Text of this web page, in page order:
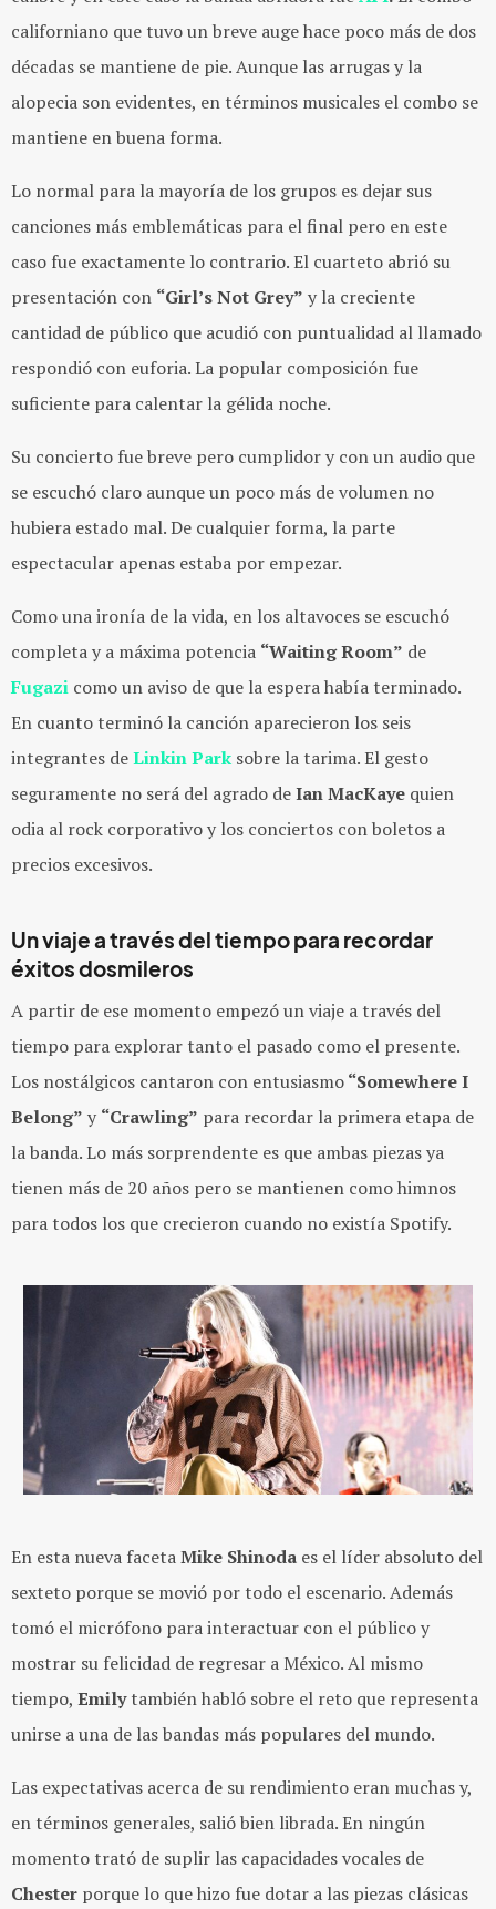
californiano que tuvo un breve auge hace poco más de dos
décadas se mantiene de pie. Aunque las arrugas y la
alopecia son evidentes, en términos musicales el combo se
mantiene en buena forma.
Lo normal para la mayoría de los grupos es dejar sus
canciones más emblemáticas para el final pero en este
caso fue exactamente lo contrario. El cuarteto abrió su
presentación con “Girl’s Not Grey” y la creciente
cantidad de público que acudió con puntualidad al llamado
respondió con euforia. La popular composición fue
suficiente para calentar la gélida noche.
Su concierto fue breve pero cumplidor y con un audio que
se escuchó claro aunque un poco más de volumen no
hubiera estado mal. De cualquier forma, la parte
espectacular apenas estaba por empezar.
Como una ironía de la vida, en los altavoces se escuchó
completa y a máxima potencia “Waiting Room” de
Fugazi como un aviso de que la espera había terminado.
En cuanto terminó la canción aparecieron los seis
integrantes deLinkin Park sobre la tarima. El gesto
seguramente no será del agrado deIan MacKaye quien
odia al rock corporativo y los conciertos con boletos a
precios excesivos.
Un viaje a través del tiempo para recordar
éxitos dosmileros
A partir de ese momento empezó un viaje a través del
tiempo para explorar tanto el pasado como el presente.
Los nostálgicos cantaron con entusiasmo“Somewhere I
Belong” y “Crawling” para recordar la primera etapa de
la banda. Lo más sorprendente es que ambas piezas ya
tienen más de 20 años pero se mantienen como himnos
para todos los que crecieron cuando no existía Spotify.
En esta nueva facetaMike Shinoda es el líder absoluto del
sexteto porque se movió por todo el escenario. Además
tomó el micrófono para interactuar con el público y
mostrar su felicidad de regresar a México. Al mismo
tiempo, Emilytambién habló sobre el reto que representa
unirse a una de las bandas más populares del mundo.
Las expectativas acerca de su rendimiento eran muchas y,
en términos generales, salió bien librada. En ningún
momento trató de suplir las capacidades vocales de
Chester porque lo que hizo fue dotar a las piezas clásicas